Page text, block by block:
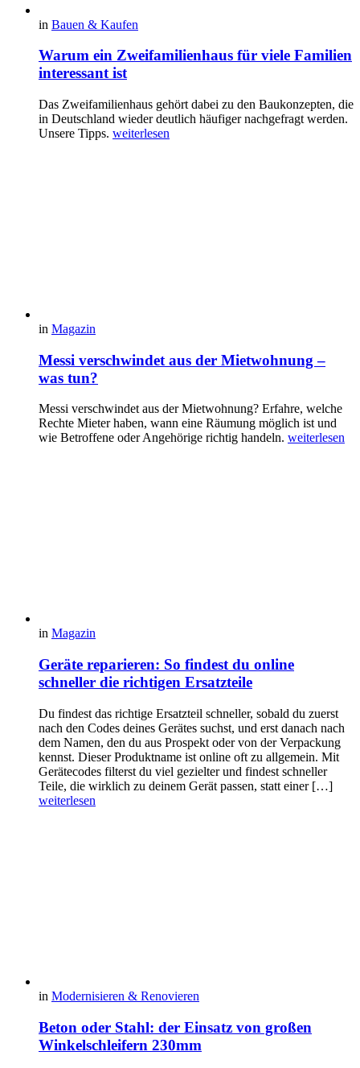
in Bauen & Kaufen
Warum ein Zweifamilienhaus für viele Familien
interessant ist
Das Zweifamilienhaus gehört dabei zu den Baukonzepten, die
in Deutschland wieder deutlich häufiger nachgefragt werden.
Unsere Tipps. weiterlesen
in Magazin
Messi verschwindet aus der Mietwohnung –
was tun?
Messi verschwindet aus der Mietwohnung? Erfahre, welche
Rechte Mieter haben, wann eine Räumung möglich ist und
wie Betroffene oder Angehörige richtig handeln. weiterlesen
in Magazin
Geräte reparieren: So findest du online
schneller die richtigen Ersatzteile
Du findest das richtige Ersatzteil schneller, sobald du zuerst
nach den Codes deines Gerätes suchst, und erst danach nach
dem Namen, den du aus Prospekt oder von der Verpackung
kennst. Dieser Produktname ist online oft zu allgemein. Mit
Gerätecodes filterst du viel gezielter und findest schneller
Teile, die wirklich zu deinem Gerät passen, statt einer […]
weiterlesen
in Modernisieren & Renovieren
Beton oder Stahl: der Einsatz von großen
Winkelschleifern 230mm